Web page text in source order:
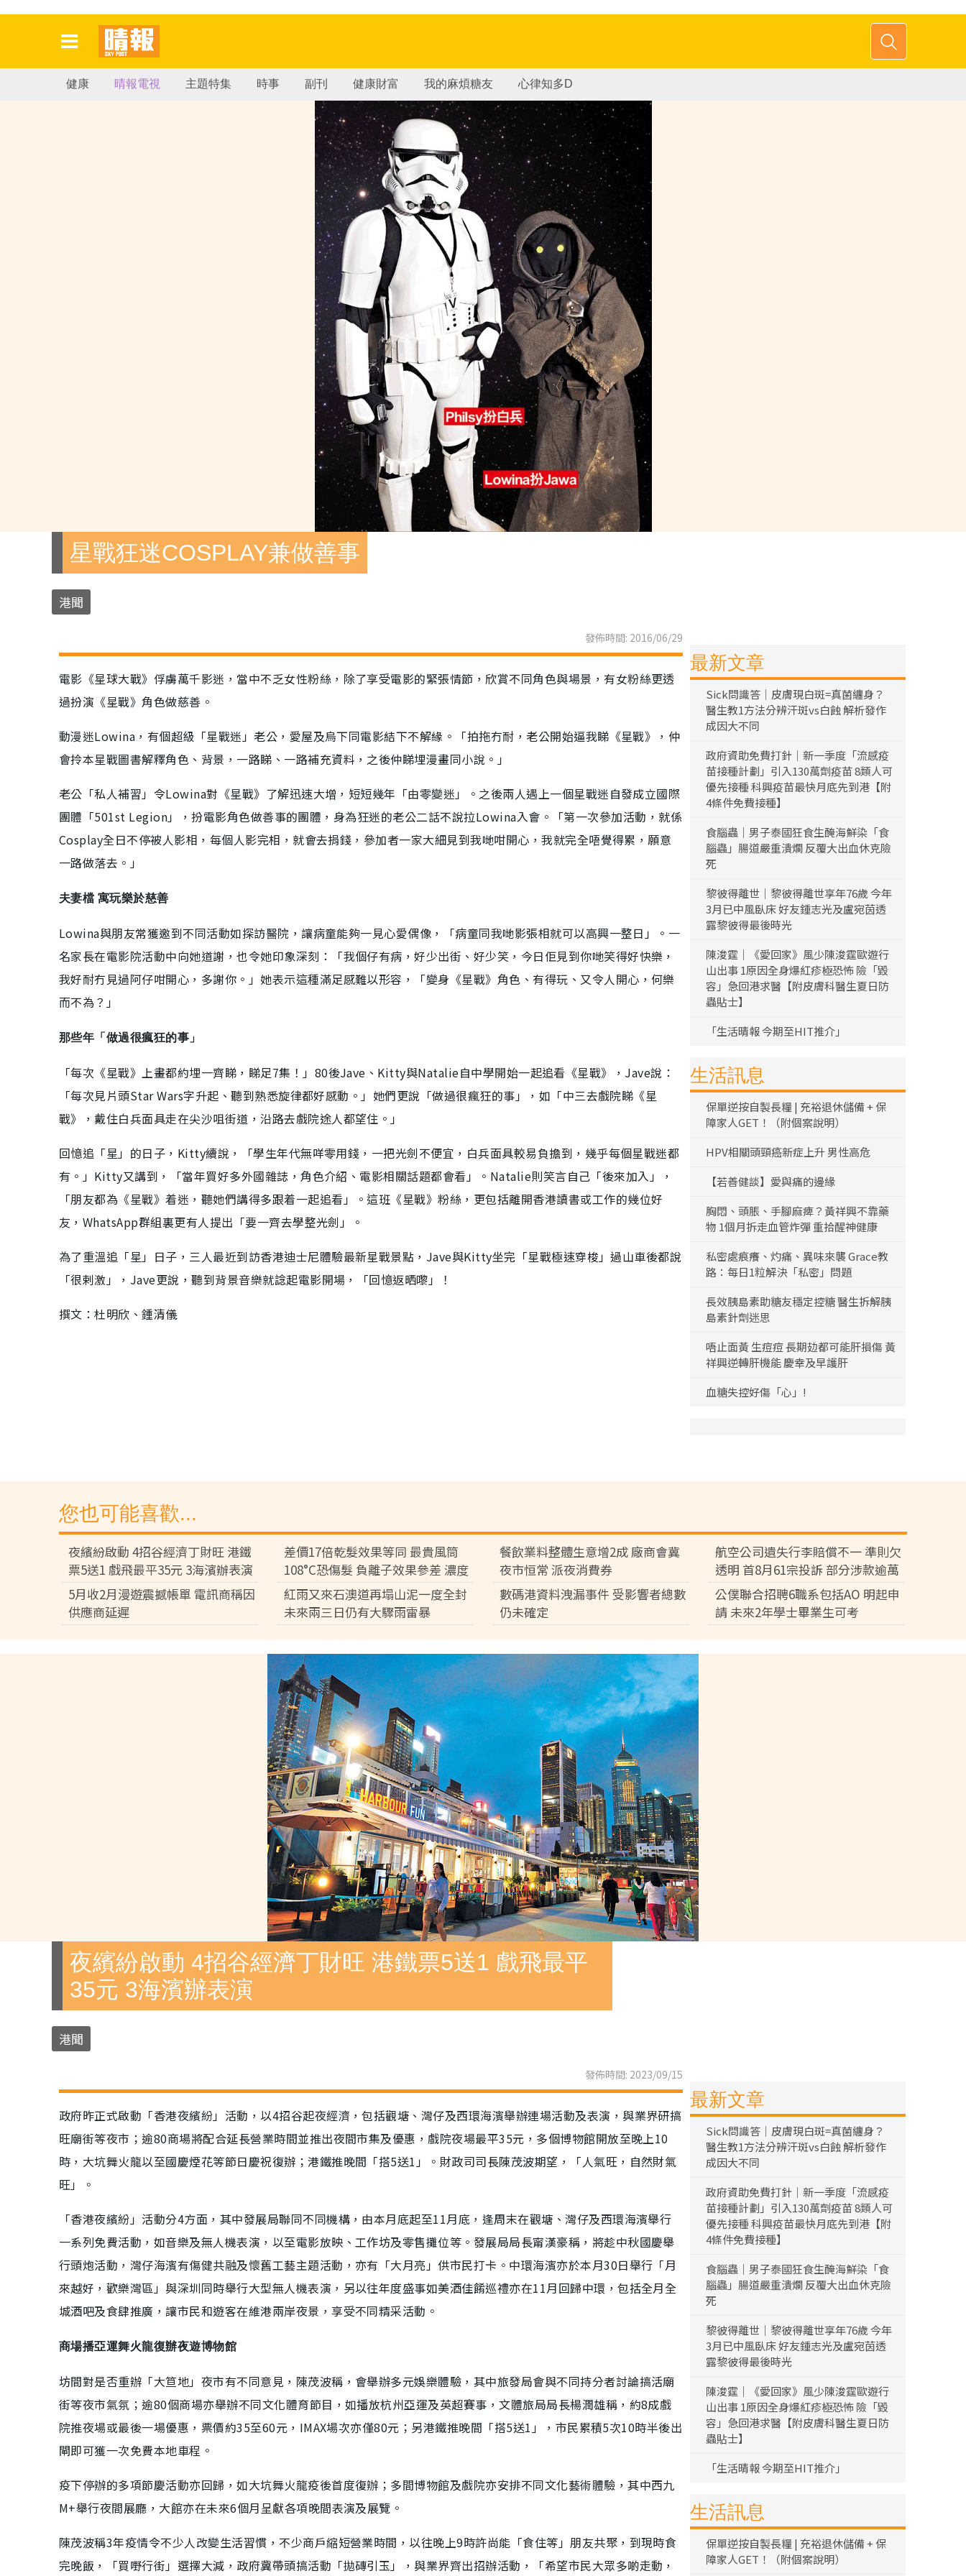
健康 晴報電視 主題特集 時事 副刊 健康財富 我的麻煩糖友 心律知多D
星戰狂迷COSPLAY兼做善事
港聞
發佈時間: 2016/06/29
電影《星球大戰》俘虜萬千影迷，當中不乏女性粉絲，除了享受電影的緊張情節，欣賞不同角色與場景，有女粉絲更透
過扮演《星戰》角色做慈善。
動漫迷Lowina，有個超級「星戰迷」老公，愛屋及烏下同電影結下不解緣。「拍拖冇耐，老公開始逼我睇《星戰》，仲
會拎本星戰圖書解釋角色、背景，一路睇、一路補充資料，之後仲睇埋漫畫同小說。」
老公「私人補習」令Lowina對《星戰》了解迅速大增，短短幾年「由零變迷」。之後兩人遇上一個星戰迷自發成立國際
團體「501st Legion」，扮電影角色做善事的團體，身為狂迷的老公二話不說拉Lowina入會。「第一次參加活動，就係
Cosplay全日不停被人影相，每個人影完相，就會去捐錢，參加者一家大細見到我哋咁開心，我就完全唔覺得累，願意
一路做落去。」
夫妻檔 寓玩樂於慈善
Lowina與朋友常獲邀到不同活動如探訪醫院，讓病童能夠一見心愛偶像，「病童同我哋影張相就可以高興一整日」。一
名家長在電影院活動中向她道謝，也令她印象深刻：「我個仔有病，好少出街、好少笑，今日佢見到你哋笑得好快樂，
我好耐冇見過阿仔咁開心，多謝你。」她表示這種滿足感難以形容，「變身《星戰》角色、有得玩、又令人開心，何樂
而不為？」
那些年「做過很瘋狂的事」
「每次《星戰》上畫都約埋一齊睇，睇足7集！」80後Jave、Kitty與Natalie自中學開始一起追看《星戰》，Jave說：
「每次見片頭Star Wars字升起、聽到熟悉旋律都好感動。」她們更說「做過很瘋狂的事」，如「中三去戲院睇《星
戰》，戴住白兵面具走在尖沙咀街道，沿路去戲院途人都望住。」
回憶追「星」的日子，Kitty續說，「學生年代無咩零用錢，一把光劍不便宜，白兵面具較易負擔到，幾乎每個星戰迷都
有。」Kitty又講到，「當年買好多外國雜誌，角色介紹、電影相關話題都會看」。Natalie則笑言自己「後來加入」，
「朋友都為《星戰》着迷，聽她們講得多跟着一起追看」。這班《星戰》粉絲，更包括離開香港讀書或工作的幾位好
友，WhatsApp群組裏更有人提出「要一齊去學整光劍」。
為了重溫追「星」日子，三人最近到訪香港迪士尼體驗最新星戰景點，Jave與Kitty坐完「星戰極速穿梭」過山車後都說
「很剌激」，Jave更說，聽到背景音樂就諗起電影開場，「回憶返晒嚟」！
撰文：杜明欣、鍾清儀
最新文章
Sick問識答｜皮膚現白斑=真菌纏身？
醫生教1方法分辨汗斑vs白蝕 解析發作
成因大不同
政府資助免費打針｜新一季度「流感疫
苗接種計劃」引入130萬劑疫苗 8類人可
優先接種 科興疫苗最快月底先到港【附
4條件免費接種】
食腦蟲｜男子泰國狂食生醃海鮮染「食
腦蟲」腸道嚴重潰爛 反覆大出血休克險
死
黎彼得離世｜黎彼得離世享年76歲 今年
3月已中風臥床 好友鍾志光及盧宛茵透
露黎彼得最後時光
陳浚霆｜《愛回家》風少陳浚霆歐遊行
山出事 1原因全身爆紅疹極恐怖 險「毀
容」急回港求醫【附皮膚科醫生夏日防
蟲貼士】
「生活晴報 今期至HIT推介」
生活訊息
保單逆按自製長糧 | 充裕退休儲備 + 保
障家人GET！（附個案說明）
HPV相關頭頸癌新症上升 男性高危
【若善健談】愛與痛的邊緣
胸悶、頭脹、手腳麻痺？黃祥興不靠藥
物 1個月拆走血管炸彈 重拾醒神健康
私密處痕癢、灼痛、異味來襲 Grace教
路：每日1粒解決「私密」問題
長效胰島素助糖友穩定控糖 醫生拆解胰
島素針劑迷思
唔止面黃 生痘痘 長期攰都可能肝損傷 黃
祥興逆轉肝機能 慶幸及早護肝
血糖失控好傷「心」!
您也可能喜歡...
夜繽紛啟動 4招谷經濟丁財旺 港鐵
票5送1 戲飛最平35元 3海濱辦表演
差價17倍乾髮效果等同 最貴風筒
108°C恐傷髮 負離子效果參差 濃度
差逾百倍
餐飲業料整體生意增2成 廠商會冀
夜市恒常 派夜消費券
航空公司遺失行李賠償不一 準則欠
透明 首8月61宗投訴 部分涉款逾萬
元
5月收2月漫遊震撼帳單 電訊商稱因
供應商延遲
紅雨又來石澳道再塌山泥一度全封
未來兩三日仍有大驟雨雷暴
數碼港資料洩漏事件 受影響者總數
仍未確定
公僕聯合招聘6職系包括AO 明起申
請 未來2年學士畢業生可考
夜繽紛啟動 4招谷經濟丁財旺 港鐵票5送1 戲飛最平
35元 3海濱辦表演
港聞
發佈時間: 2023/09/15
政府昨正式啟動「香港夜繽紛」活動，以4招谷起夜經濟，包括觀塘、灣仔及西環海濱舉辦連場活動及表演，與業界研搞
旺廟街等夜市；逾80商場將配合延長營業時間並推出夜間市集及優惠，戲院夜場最平35元，多個博物館開放至晚上10
時，大坑舞火龍以至國慶煙花等節日慶祝復辦；港鐵推晚間「搭5送1」。財政司司長陳茂波期望，「人氣旺，自然財氣
旺」。
「香港夜繽紛」活動分4方面，其中發展局聯同不同機構，由本月底起至11月底，逢周末在觀塘、灣仔及西環海濱舉行
一系列免費活動，如音樂及無人機表演，以至電影放映、工作坊及零售攤位等。發展局局長甯漢豪稱，將趁中秋國慶舉
行頭炮活動，灣仔海濱有傷健共融及懷舊工藝主題活動，亦有「大月亮」供市民打卡。中環海濱亦於本月30日舉行「月
來越好，歡樂灣區」與深圳同時舉行大型無人機表演，另以往年度盛事如美酒佳餚巡禮亦在11月回歸中環，包括全月全
城酒吧及食肆推廣，讓市民和遊客在維港兩岸夜景，享受不同精采活動。
商場播亞運舞火龍復辦夜遊博物館
坊間對是否重辦「大笪地」夜市有不同意見，陳茂波稱，會舉辦多元娛樂體驗，其中旅發局會與不同持分者討論搞活廟
街等夜市氣氛；逾80個商場亦舉辦不同文化體育節目，如播放杭州亞運及英超賽事，文體旅局局長楊潤雄稱，約8成戲
院推夜場或最後一場優惠，票價約35至60元，IMAX場次亦僅80元；另港鐵推晚間「搭5送1」，市民累積5次10時半後出
閘即可獲一次免費本地車程。
疫下停辦的多項節慶活動亦回歸，如大坑舞火龍疫後首度復辦；多間博物館及戲院亦安排不同文化藝術體驗，其中西九
M+舉行夜間展廳，大館亦在未來6個月呈獻各項晚間表演及展覽。
陳茂波稱3年疫情令不少人改變生活習慣，不少商戶縮短營業時間，以往晚上9時許尚能「食住等」朋友共聚，到現時食
完晚飯，「買嘢行街」選擇大減，政府冀帶頭搞活動「拋磚引玉」，與業界齊出招辦活動，「希望市民大眾多啲走動，
最新文章
Sick問識答｜皮膚現白斑=真菌纏身？
醫生教1方法分辨汗斑vs白蝕 解析發作
成因大不同
政府資助免費打針｜新一季度「流感疫
苗接種計劃」引入130萬劑疫苗 8類人可
優先接種 科興疫苗最快月底先到港【附
4條件免費接種】
食腦蟲｜男子泰國狂食生醃海鮮染「食
腦蟲」腸道嚴重潰爛 反覆大出血休克險
死
黎彼得離世｜黎彼得離世享年76歲 今年
3月已中風臥床 好友鍾志光及盧宛茵透
露黎彼得最後時光
陳浚霆｜《愛回家》風少陳浚霆歐遊行
山出事 1原因全身爆紅疹極恐怖 險「毀
容」急回港求醫【附皮膚科醫生夏日防
蟲貼士】
「生活晴報 今期至HIT推介」
生活訊息
保單逆按自製長糧 | 充裕退休儲備 + 保
障家人GET！（附個案說明）